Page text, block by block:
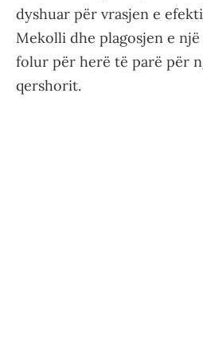
dyshuar për vrasjen e
Mekolli dhe plagosjen e
folur për herë të parë për
qershorit.